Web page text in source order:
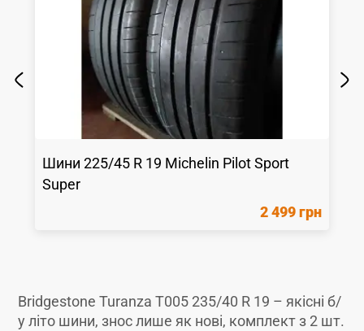
Шини225/45 R 19 Michelin Pilot Sport
Super
2 499 грн
Bridgestone Turanza T005 235/40 R 19 – якісні б/
у літо шини, знос лише як новi, комплект з 2 шт.